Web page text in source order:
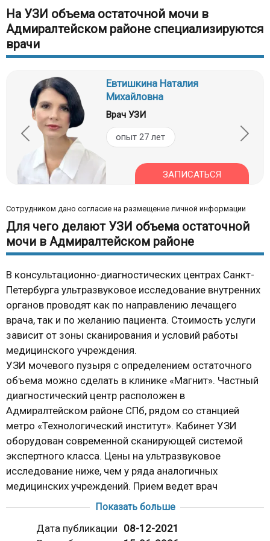
На УЗИ объема остаточной мочи в
Адмиралтейском районе специализируются
врачи
Евтишкина Наталия
Михайловна
Врач УЗИ
опыт 27 лет
ЗАПИСАТЬСЯ
Сотрудником дано согласие на размещение личной информации
Для чего делают УЗИ объема остаточной
мочи в Адмиралтейском районе
В консультационно-диагностических центрах Санкт-
Петербурга ультразвуковое исследование внутренних
органов проводят как по направлению лечащего
врача, так и по желанию пациента. Стоимость услуги
зависит от зоны сканирования и условий работы
медицинского учреждения.
УЗИ мочевого пузыря с определением остаточного
объема можно сделать в клинике «Магнит». Частный
диагностический центр расположен в
Адмиралтейском районе СПб, рядом со станцией
метро «Технологический институт». Кабинет УЗИ
оборудован современной сканирующей системой
экспертного класса. Цены на ультразвуковое
исследование ниже, чем у ряда аналогичных
медицинских учреждений. Прием ведет врач
функциональной диагностики с опытом работы более
Зачем проводят УЗИ объема остаточной мочи
Показать больше
Дата публикации 08-12-2021